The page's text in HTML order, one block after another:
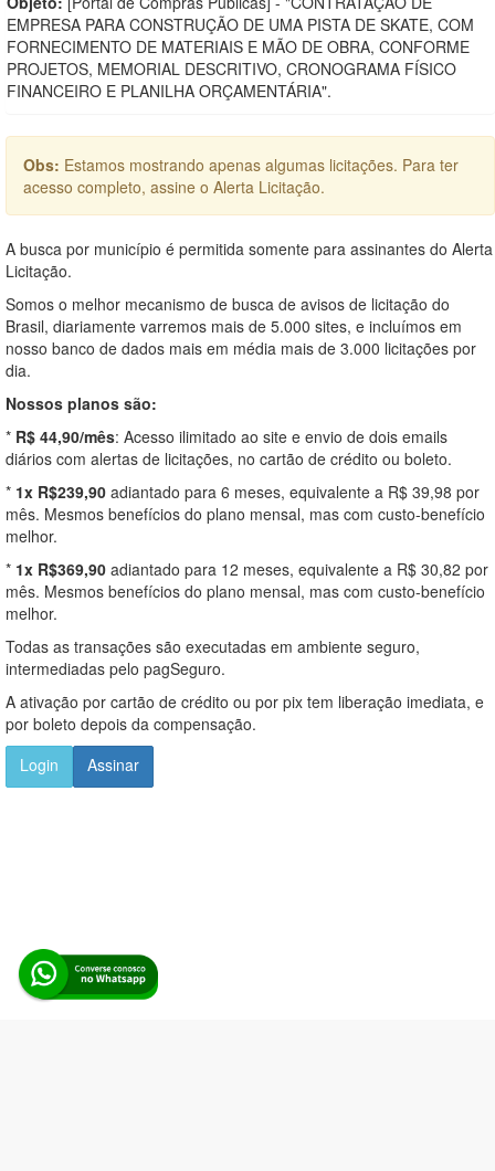
EMPRESA PARA CONSTRUÇÃO DE UMA PISTA DE SKATE, COM
FORNECIMENTO DE MATERIAIS E MÃO DE OBRA, CONFORME
PROJETOS, MEMORIAL DESCRITIVO, CRONOGRAMA FÍSICO
FINANCEIRO E PLANILHA ORÇAMENTÁRIA".
Obs: Estamos mostrando apenas algumas licitações. Para ter
acesso completo, assine o Alerta Licitação.
A busca por município é permitida somente para assinantes do Alerta
Licitação.
Somos o melhor mecanismo de busca de avisos de licitação do
Brasil, diariamente varremos mais de 5.000 sites, e incluímos em
nosso banco de dados mais em média mais de 3.000 licitações por
dia.
Nossos planos são:
* R$ 44,90/mês: Acesso ilimitado ao site e envio de dois emails
diários com alertas de licitações, no cartão de crédito ou boleto.
* 1x R$239,90 adiantado para 6 meses, equivalente a R$ 39,98 por
mês. Mesmos benefícios do plano mensal, mas com custo-benefício
melhor.
* 1x R$369,90 adiantado para 12 meses, equivalente a R$ 30,82 por
mês. Mesmos benefícios do plano mensal, mas com custo-benefício
melhor.
Todas as transações são executadas em ambiente seguro,
intermediadas pelo pagSeguro.
A ativação por cartão de crédito ou por pix tem liberação imediata, e
por boleto depois da compensação.
Login
Assinar